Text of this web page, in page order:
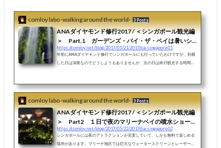
comloy labo -walking around the world- 3 Posts
ANAダイヤモンド修行2017 / ＜シンガポール観光編
＞ Part.1 ガーデンズ・バイ・ザ・ベイは暑いシ
ンガポールのオアシス 昼間の観光はここで決ま
り！
https://comloy.net/blog/2017/05/21/2017dia-singapore01
年初にANAダイヤモンド修行でシンガポールにも行っていたわけですが、到着
した日は深夜なのでどうしようもありませんが、次の日は終日観光する時間が
園？と侮ってはいけません。植物園ですが、巨大なテーマパークであり暑いシ
イ・ザ・ベイは暑いシンガポールのオアシス 昼間の観光はここで決まり！Par
t2. １...
comloy labo -walking around the world- 3 Posts
ANAダイヤモンド修行2017 / ＜シンガポール観光編
＞ Part2 １日で夜のマリーナベイの噴水ショー
「ワンダフル」を2回と「OCBCガーデン・ラプソデ
ィ」を見て回るスケジュール
https://comloy.net/blog/2017/05/22/2017dia-singapore02
シンガポールには夜のアトラクションが充実していて、しかも無料で楽しめる
場所があります。マリーナ地区では巨大なウォータースクリーンとレーザーシ